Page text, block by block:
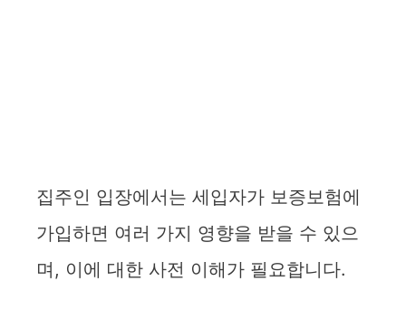
집주인 입장에서는 세입자가 보증보험에
가입하면 여러 가지 영향을 받을 수 있으
며, 이에 대한 사전 이해가 필요합니다.